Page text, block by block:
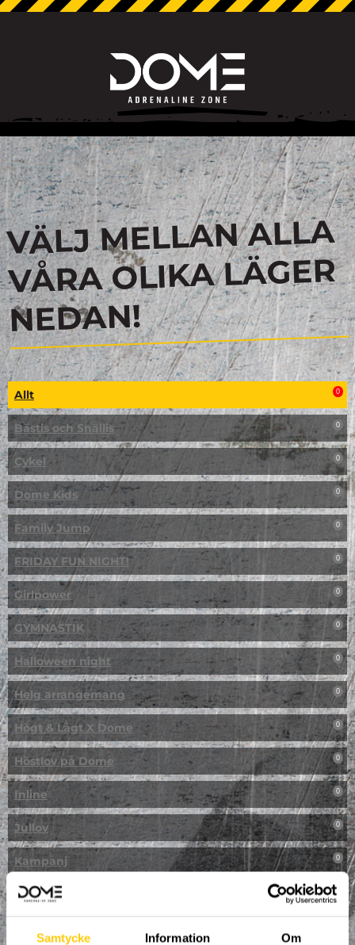
Samtycke Information Om
VÄLJ MELLAN ALLA
VÅRA OLIKA LÄGER
NEDAN!
Allt 0
Bästis och Snällis 0
Cykel 0
Dome Kids 0
Family Jump 0
FRIDAY FUN NIGHT! 0
Girlpower 0
GYMNASTIK 0
Halloween night 0
Helg arrangemang 0
Högt & Lågt X Dome 0
Höstlov på Dome 0
Inline 0
Jullov 0
Kampanj 0
Kickbike 0